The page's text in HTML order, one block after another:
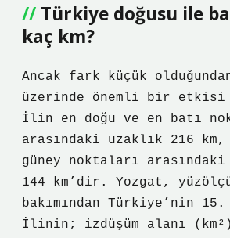
Türkiye doğusu ile
kaç km?
Ancak fark küçük
üzerinde önemli bir etkisi
İlin en doğu ve en batı
arasındaki uzaklık 216 km,
güney noktaları
144 km’dir. Yozgat,
bakımından Türkiye’nin
İlinin; izdüşüm alanı